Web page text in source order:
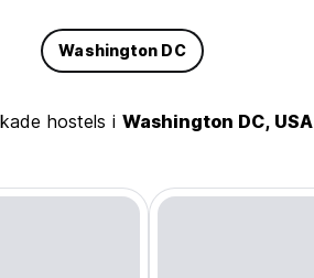
Washington DC
hostels i Washington DC, USA